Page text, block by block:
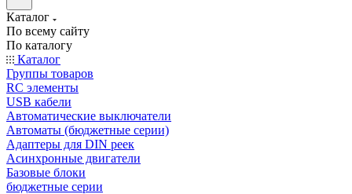
Каталог
По всему сайту
По каталогу
Каталог
Группы товаров
RC элементы
USB кабели
Автоматические выключатели
Автоматы (бюджетные серии)
Адаптеры для DIN реек
Асинхронные двигатели
Базовые блоки
бюджетные серии